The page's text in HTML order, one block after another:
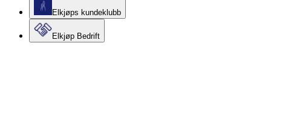
Elkjøps kundeklubb
Elkjøp Bedrift